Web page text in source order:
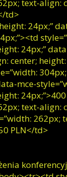
text-align:
td>
24px;”
24px;”
center;
mce-
text-align:
262px;
PLN</td>